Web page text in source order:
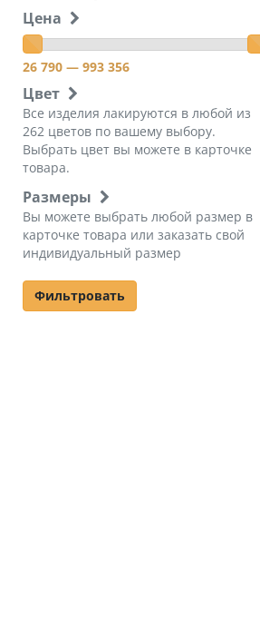
Цена
26 790 — 993 356
Цвет
Все изделия лакируются в любой из
262 цветов по вашему выбору.
Выбрать цвет вы можете в карточке
товара.
Размеры
Вы можете выбрать любой размер в
карточке товара или заказать свой
индивидуальный размер
Фильтровать